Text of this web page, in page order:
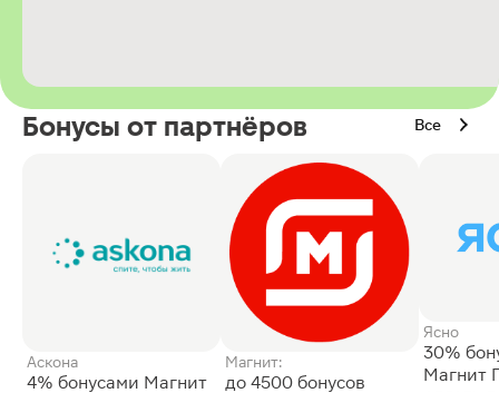
Бонусы от партнёров Все
Аскона
4% бонусами Магнит
Магнит:
до 4500 бонусов
Ясно
30%
Магнит